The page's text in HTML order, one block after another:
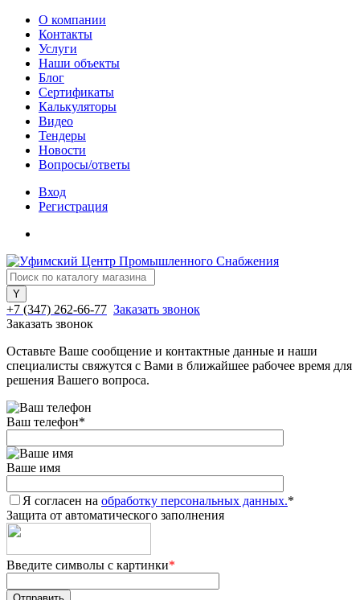
О компании
Контакты
Услуги
Наши объекты
Блог
Сертификаты
Калькуляторы
Видео
Тендеры
Новости
Вопросы/ответы
Вход
Регистрация
+7 (347) 262-66-77 Заказать звонок
Заказать звонок
Оставьте Ваше сообщение и контактные данные и наши
специалисты свяжутся с Вами в ближайшее рабочее время для
решения Вашего вопроса.
Ваш телефон*
Ваше имя
Я согласен на обработку персональных данных.*
Защита от автоматического заполнения
Введите символы с картинки*